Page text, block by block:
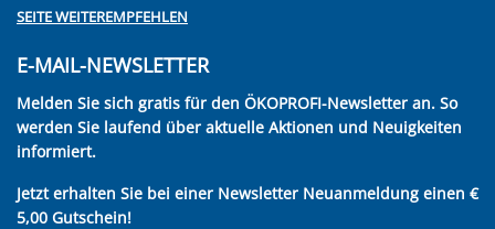
SEITE WEITEREMPFEHLEN
E-MAIL-NEWSLETTER
Melden Sie sich gratis für den ÖKOPROFI-Newsletter an. So
werden Sie laufend über aktuelle Aktionen und Neuigkeiten
informiert.
Jetzt erhalten Sie bei einer Newsletter Neuanmeldung einen €
5,00 Gutschein!